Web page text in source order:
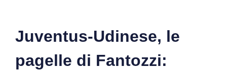
Juventus-Udinese, le
pagelle di Fantozzi: